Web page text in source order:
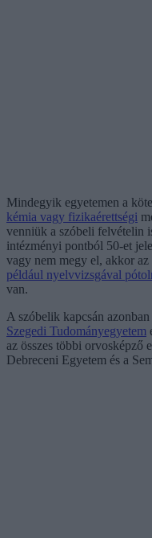
Mindegyik egyetemen a
kémia vagy fizikaérettségi
venniük a szóbeli felvételin
intézményi pontból 50-et
vagy nem megy el, akkor
például nyelvvizsgával
van.
A szóbelik kapcsán
Szegedi Tudományegyetem
az összes többi orvosképző
Debreceni Egyetem és a